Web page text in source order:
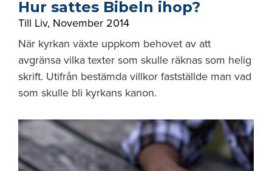
Hur sattes Bibeln ihop?
Till Liv, November 2014
När kyrkan växte uppkom behovet av att
avgränsa vilka texter som skulle räknas som helig
skrift. Utifrån bestämda villkor fastställde man vad
som skulle bli kyrkans kanon.